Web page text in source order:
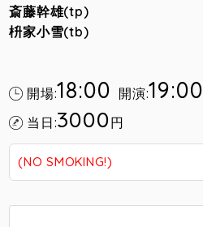
斎藤幹雄(tp)
枡家小雪(tb)
開場:18:00 開演:19:00
当日:3000円
(NO SMOKING!)